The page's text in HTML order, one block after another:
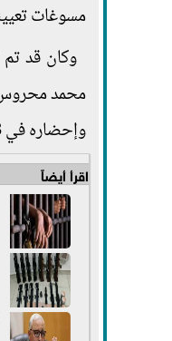
مسوغات
وكان قد
وإحضاره في 13 قضية نصب، تزوير، مقاومة سلطات، سلاح.
اقرأ أيضاً